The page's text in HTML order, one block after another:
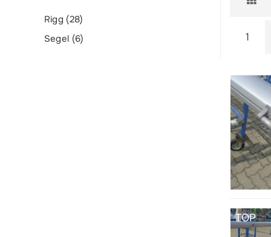
Rigg (28)
Segel (6)
1
TOP